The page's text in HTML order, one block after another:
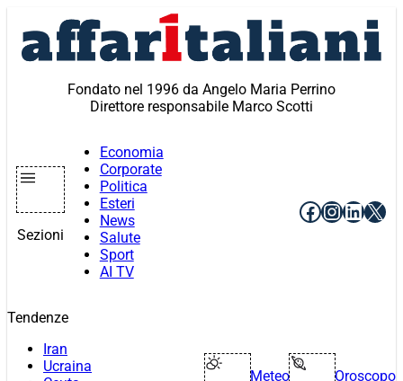
contenuto
Fondato nel 1996 da Angelo Maria Perrino
Direttore responsabile Marco Scotti
Sezioni
Economia
Corporate
Politica
Esteri
News
Salute
Sport
AI TV
Facebook
X
Tendenze
Iran
Ucraina
Meteo Oroscopo